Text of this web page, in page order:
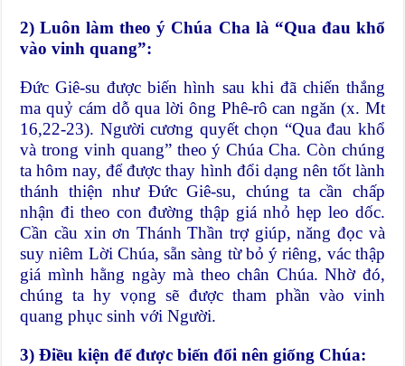
2) Luôn làm theo ý Chúa Cha là “Qua đau khổ
vào vinh quang”:
Đức Giê-su được biến hình sau khi đã chiến thắng
ma quỷ cám dỗ qua lời ông Phê-rô can ngăn (x. Mt
16,22-23). Người cương quyết chọn “Qua đau khổ
và trong vinh quang” theo ý Chúa Cha. Còn chúng
ta hôm nay, để được thay hình đổi dạng nên tốt lành
thánh thiện như Đức Giê-su, chúng ta cần chấp
nhận đi theo con đường thập giá nhỏ hẹp leo dốc.
Cần cầu xin ơn Thánh Thần trợ giúp, năng đọc và
suy niêm Lời Chúa, sẵn sàng từ bỏ ý riêng, vác thập
giá mình hằng ngày mà theo chân Chúa. Nhờ đó,
chúng ta hy vọng sẽ được tham phần vào vinh
quang phục sinh với Người.
3) Điều kiện để được biến đổi nên giống Chúa: